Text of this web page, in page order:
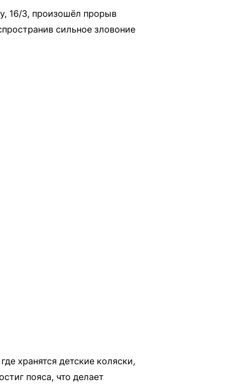
16/3, произошёл прорыв
сильное зловоние
хранятся детские коляски,
пояса, что делает